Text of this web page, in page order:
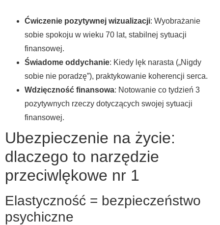
Ćwiczenie pozytywnej wizualizacji: Wyobrażanie
sobie spokoju w wieku 70 lat, stabilnej sytuacji
finansowej.
Świadome oddychanie: Kiedy lęk narasta („Nigdy
sobie nie poradzę”), praktykowanie koherencji serca.
Wdzięczność finansowa: Notowanie co tydzień 3
pozytywnych rzeczy dotyczących swojej sytuacji
finansowej.
Ubezpieczenie na życie:
dlaczego to narzędzie
przeciwlękowe nr 1
Elastyczność = bezpieczeństwo
psychiczne